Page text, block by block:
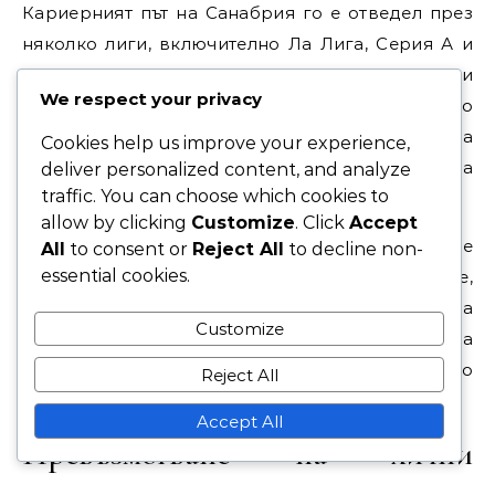
Кариерният път на Санабрия го е отведел през
няколко лиги, включително Ла Лига, Серия А и
Лига 1. Всяка лига представя уникални
предизвикателства, от тактически различия до
различни нива на физическа сила. Адаптацията
към тези среди е изисквала от него да
модифицира подхода си към играта.
Например, бързият темп на Серия А изискваше
по-остро вземане на решения и позициониране,
докато Лига 1 акцентираше на физическата сила
и издръжливост. Способността на Санабрия да
се адаптира е била критична за поддържането
на представянето му в различни състезания.
Превъзмогване на лични
We respect your privacy
Cookies help us improve your experience,
deliver personalized content, and analyze
traffic. You can choose which cookies to
allow by clicking Customize. Click Accept
All to consent or Reject All to decline non-
essential cookies.
Customize
Reject All
Accept All